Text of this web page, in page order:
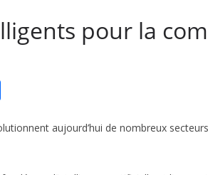
pour la
r
aujourd’hui de nombreux